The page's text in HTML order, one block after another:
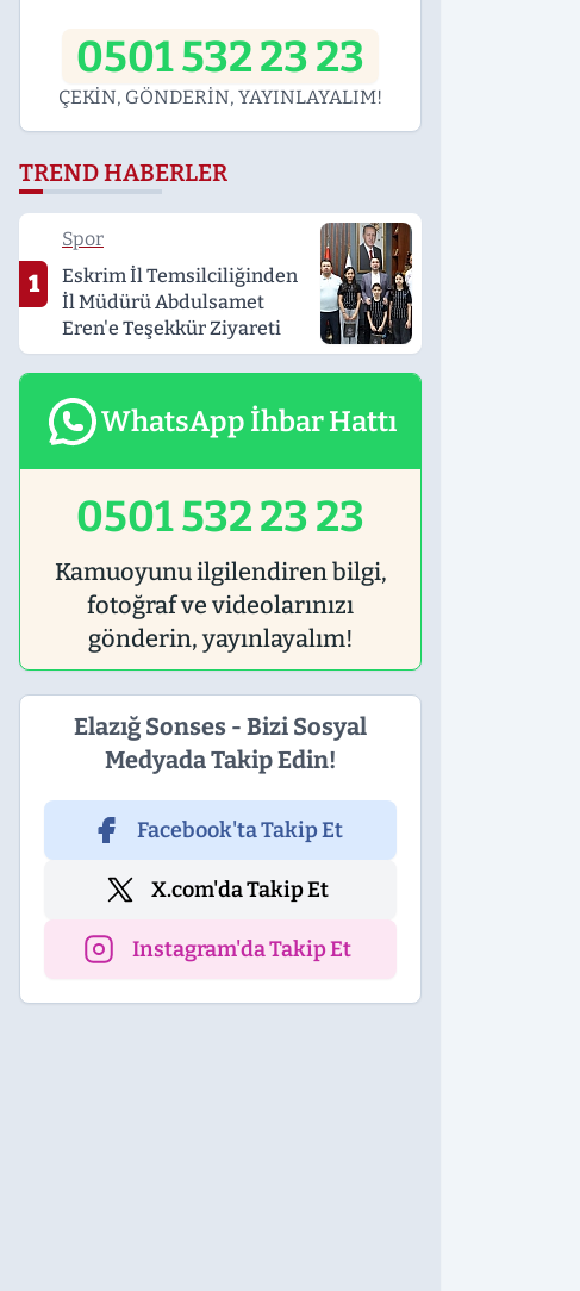
0501 532 23 23
ÇEKİN, GÖNDERİN, YAYINLAYALIM!
TREND HABERLER
1
Spor
Eskrim İl Temsilciliğinden
İl Müdürü Abdulsamet
Eren'e Teşekkür Ziyareti
WhatsApp İhbar Hattı
0501 532 23 23
Kamuoyunu ilgilendiren bilgi,
fotoğraf ve videolarınızı
gönderin, yayınlayalım!
Elazığ Sonses - Bizi Sosyal
Medyada Takip Edin!
Facebook'ta Takip Et
X.com'da Takip Et
Instagram'da Takip Et